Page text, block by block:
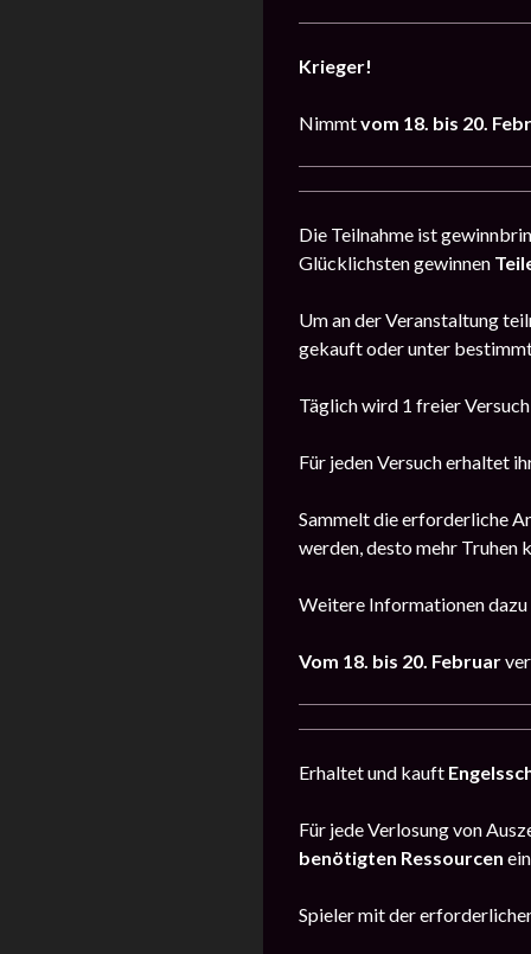
Krieger!
Nimmtvom 18. bis 20.
Die Teilnahme ist
Glücklichsten gewinnen
Um an der Veranstaltung
gekauft oder unter
Täglich wird 1 freier
Für jeden Versuch erhaltet
Sammelt die erforderliche
werden, desto mehr Truhen
Weitere Informationen
Vom 18. bis 20. Februar
Erhaltet und kauft
Für jede Verlosung von
benötigten Ressourcen
Spieler mit der